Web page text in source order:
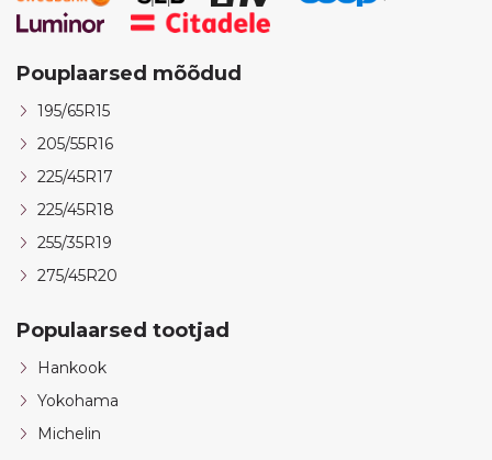
Pouplaarsed mõõdud
195/65R15
205/55R16
225/45R17
225/45R18
255/35R19
275/45R20
Populaarsed tootjad
Hankook
Yokohama
Michelin